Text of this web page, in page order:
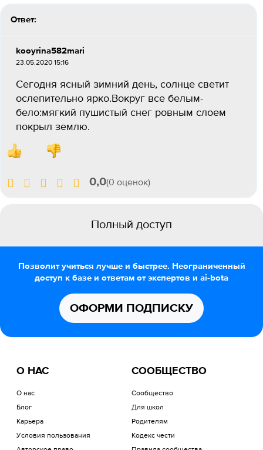
Ответ:
kooyrina582mari
23.05.2020 15:16
Сегодня ясный зимний день, солнце светит
ослепительно ярко.Вокруг все белым-
бело:мягкий пушистый снег ровным слоем
покрыл землю.
0,0(0 оценок)
Полный доступ
Позволит учиться лучше и быстрее. Неограниченный
доступ к базе и ответам от экспертов и ai-bota
ОФОРМИ ПОДПИСКУ
О НАС
О нас
Блог
Карьера
Условия пользования
СООБЩЕСТВО
Сообщество
Для школ
Родителям
Кодекс чести